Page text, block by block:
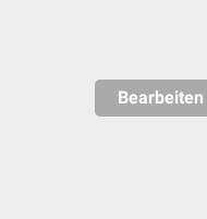
Bearbeiten